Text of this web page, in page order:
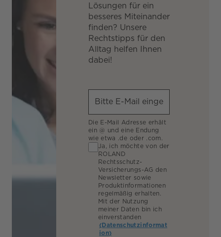
Lösungen für ein
besseres Miteinander
finden? Unsere
Rechtstipps für den
Alltag helfen Ihnen
dabei!
Die E-Mail Adresse erhält
ein @ und eine Endung
wie etwa .de oder .com.
Ja, ich möchte von der
ROLAND
Rechtsschutz-
Versicherungs-AG den
Newsletter sowie
Produktinformationen
regelmäßig erhalten.
Mit der Nutzung
meiner Daten bin ich
einverstanden
(Datenschutzinformat
ion)